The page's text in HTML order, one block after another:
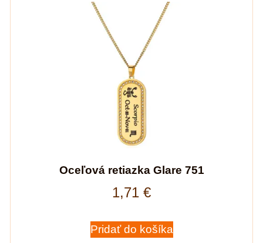
Oceľová retiazka Glare 751
1,71 €
Pridať do košíka